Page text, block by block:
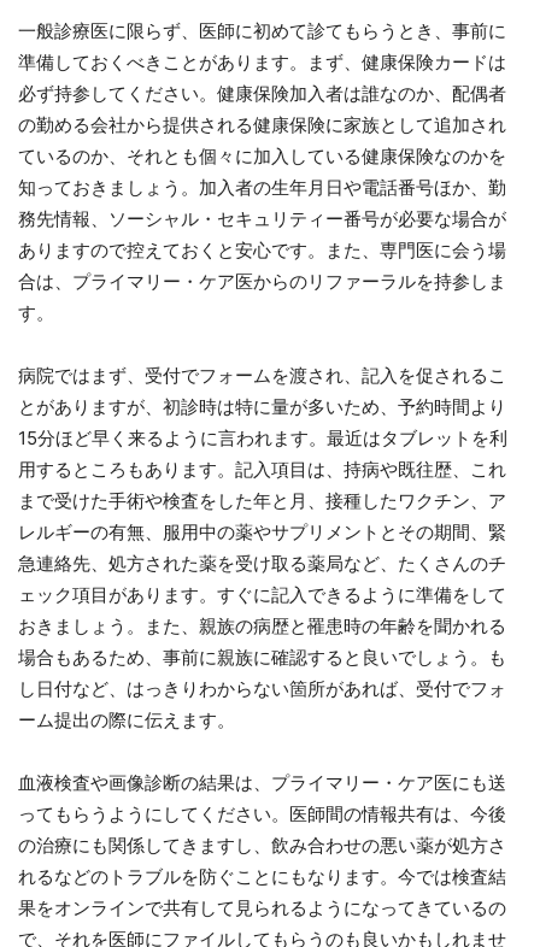
一般診療医に限らず、医師に初めて診てもらうとき、事前に
準備しておくべきことがあります。まず、健康保険カードは
必ず持参してください。健康保険加入者は誰なのか、配偶者
の勤める会社から提供される健康保険に家族として追加され
ているのか、それとも個々に加入している健康保険なのかを
知っておきましょう。加入者の生年月日や電話番号ほか、勤
務先情報、ソーシャル・セキュリティー番号が必要な場合が
ありますので控えておくと安心です。また、専門医に会う場
合は、プライマリー・ケア医からのリファーラルを持参しま
す。
病院ではまず、受付でフォームを渡され、記入を促されるこ
とがありますが、初診時は特に量が多いため、予約時間より
15分ほど早く来るように言われます。最近はタブレットを利
用するところもあります。記入項目は、持病や既往歴、これ
まで受けた手術や検査をした年と月、接種したワクチン、ア
レルギーの有無、服用中の薬やサプリメントとその期間、緊
急連絡先、処方された薬を受け取る薬局など、たくさんのチ
ェック項目があります。すぐに記入できるように準備をして
おきましょう。また、親族の病歴と罹患時の年齢を聞かれる
場合もあるため、事前に親族に確認すると良いでしょう。も
し日付など、はっきりわからない箇所があれば、受付でフォ
ーム提出の際に伝えます。
血液検査や画像診断の結果は、プライマリー・ケア医にも送
ってもらうようにしてください。医師間の情報共有は、今後
の治療にも関係してきますし、飲み合わせの悪い薬が処方さ
れるなどのトラブルを防ぐことにもなります。今では検査結
果をオンラインで共有して見られるようになってきているの
で、それを医師にファイルしてもらうのも良いかもしれませ